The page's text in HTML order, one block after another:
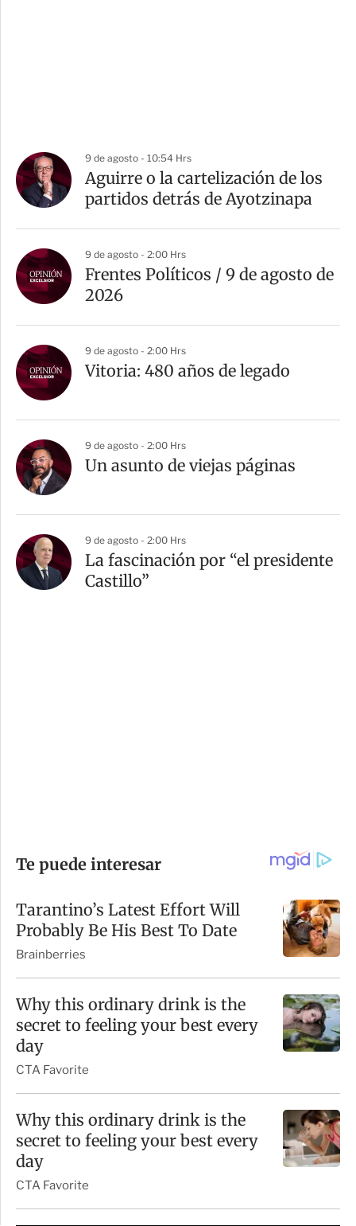
9 de agosto - 10:54 Hrs
Aguirre o la cartelización de los
partidos detrás de Ayotzinapa
9 de agosto - 2:00 Hrs
Frentes Políticos / 9 de agosto de
2026
9 de agosto - 2:00 Hrs
Vitoria: 480 años de legado
9 de agosto - 2:00 Hrs
Un asunto de viejas páginas
9 de agosto - 2:00 Hrs
La fascinación por “el presidente
Castillo”